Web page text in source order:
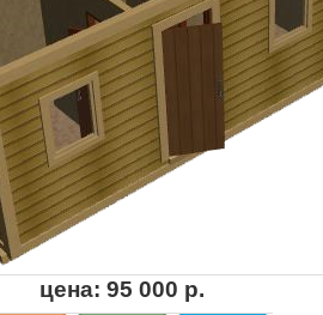
цена: 95 000 р.